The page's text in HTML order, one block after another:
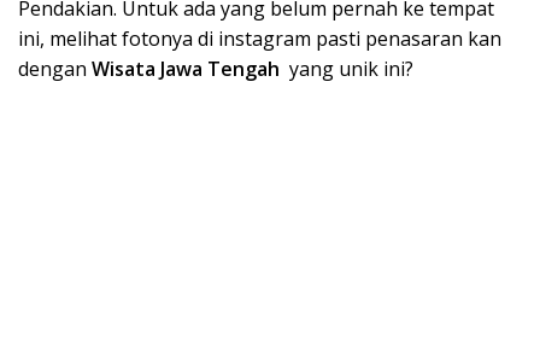
Pendakian. Untuk ada yang belum pernah ke tempat
ini, melihat fotonya di instagram pasti penasaran kan
dengan Wisata Jawa Tengah yang unik ini?